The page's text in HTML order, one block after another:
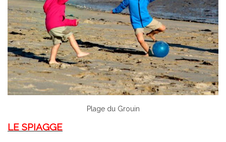
Plage du Grouin
LE SPIAGGE